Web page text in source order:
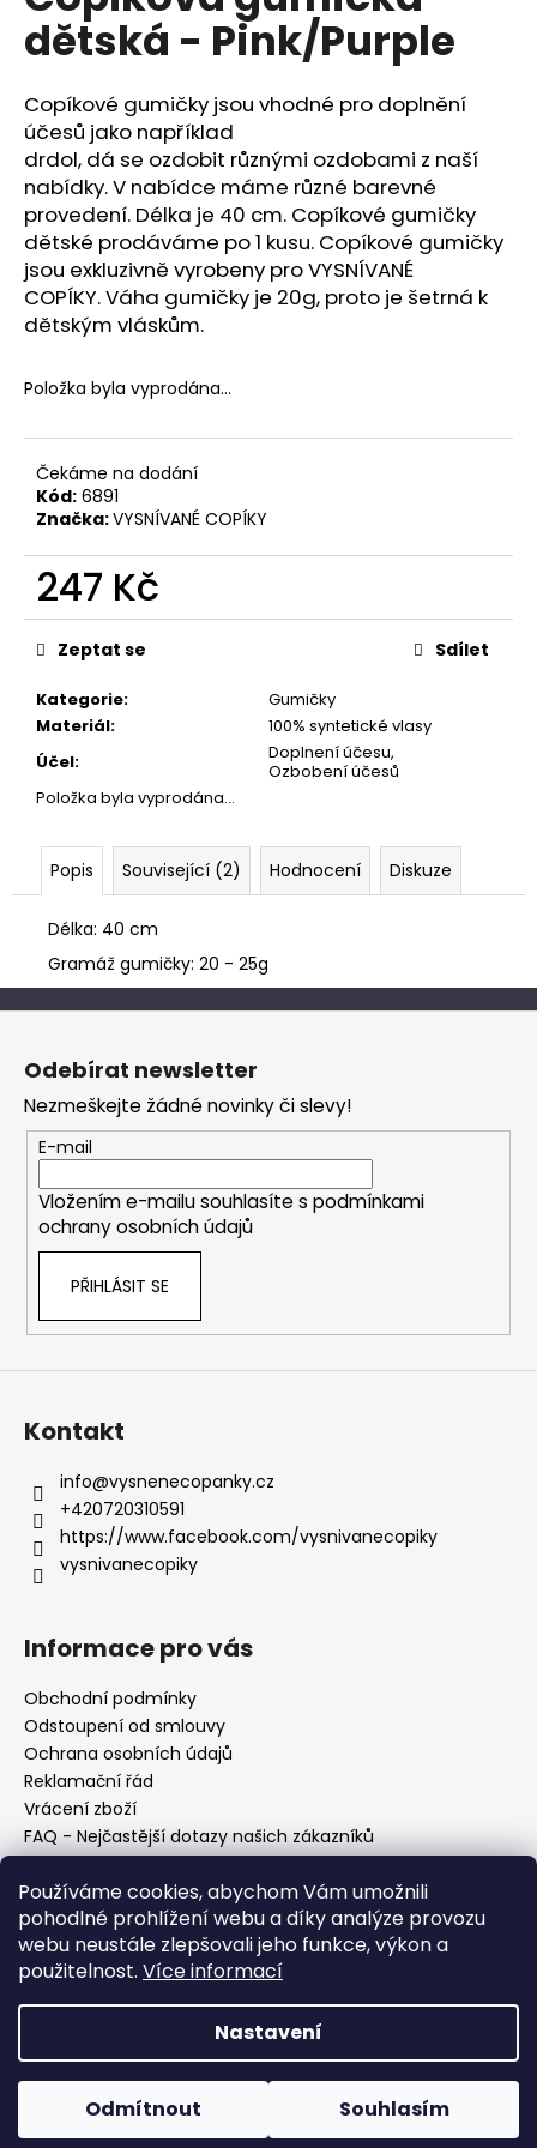
Používáme cookies, abychom Vám umožnili
pohodlné prohlížení webu a díky analýze provozu
webu neustále zlepšovali jeho funkce, výkon a
použitelnost. Více informací
Nastavení
Odmítnout Souhlasím
0,0
z
hvězdiček.
dětská - Pink/Purple
Copíkové gumičky jsou vhodné pro doplnění
účesů jako například
drdol, dá se ozdobit různými ozdobami z naší
nabídky. V nabídce máme různé barevné
provedení. Délka je 40 cm. Copíkové gumičky
dětské prodáváme po 1 kusu. Copíkové gumičky
jsou exkluzivně vyrobeny pro VYSNÍVANÉ
COPÍKY. Váha gumičky je 20g, proto je šetrná k
dětským vláskům.
Položka byla vyprodána…
Čekáme na dodání
Kód: 6891
Značka:VYSNÍVANÉ COPÍKY
247 Kč
Měrná
cena:
Kategorie:
Gumičky
Materiál:
100% syntetické vlasy
Účel:
Doplnení účesu,
Ozbobení účesů
Položka byla vyprodána…
Zeptat se Sdílet
Popis Související (2) Hodnocení Diskuze
Délka: 40 cm
Gramáž gumičky: 20 - 25g
a
j
í
t
?
HLEDAT
D
p
o
u
u
e
m
Z
Odebírat newsletter
Nezmeškejte žádné novinky či slevy!
E-mail
Vložením e-mailu souhlasíte s podmínkami
ochrany osobních údajů
PŘIHLÁSIT SE
Kontakt
info@vysnenecopanky.cz
+420720310591
https://www.facebook.com/vysnivanecopiky
vysnivanecopiky
Informace pro vás
Obchodní podmínky
Odstoupení od smlouvy
Ochrana osobních údajů
Reklamační řád
Vrácení zboží
FAQ - Nejčastější dotazy našich zákazníků
Mapa braiderek
Kurz zapletání vlasů
Blog
O nás
Kontakt
Copyright 2026Vysněné copánky. Všechna práva